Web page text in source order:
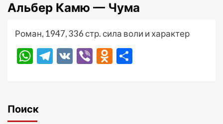
Альбер Камю — Чума
Роман, 1947, 336 стр. сила воли и характер
WhatsApp
Telegram
VK ViberOdnoklassniki
Поиск